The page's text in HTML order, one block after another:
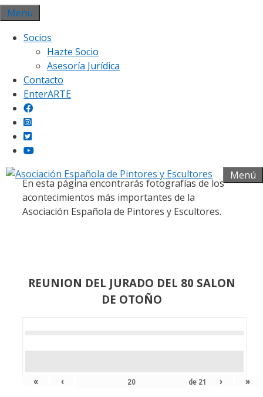
Saltar
al
contenido
Menu
Socios
Hazte Socio
Asesoría Jurídica
Contacto
EnterARTE
Menú
Galería fotográfica
En esta página encontrarás fotografías de los
acontecimientos más importantes de la
Asociación Española de Pintores y Escultores.
REUNION DEL JURADO DEL 80 SALON
DE OTOÑO
« ‹ de 21 › »